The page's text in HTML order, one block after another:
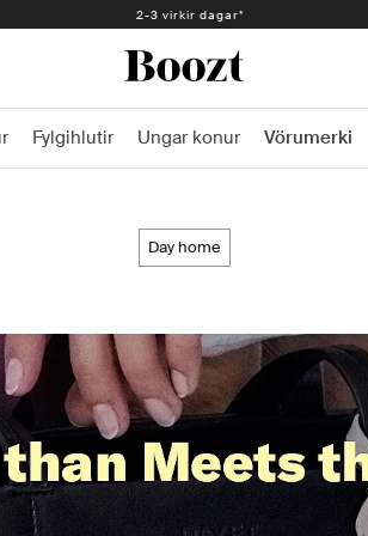
2-3 virkir dagar*
Auðveld skil 30 dagar - 2.300 kr
Fylgihlutir Ungar konur Vörumerki
day home